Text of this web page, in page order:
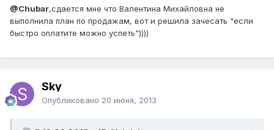
@Chubar,сдается мне что Валентина Михайловна не
выполнила план по продажам, вот и решила зачесать "если
быстро оплатите можно успеть"))))
Sky
Опубликовано 20 июня, 2013